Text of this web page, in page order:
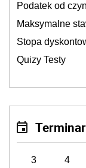
Podatek od
Maksymalne
Stopa
Quizy Testy
3 4